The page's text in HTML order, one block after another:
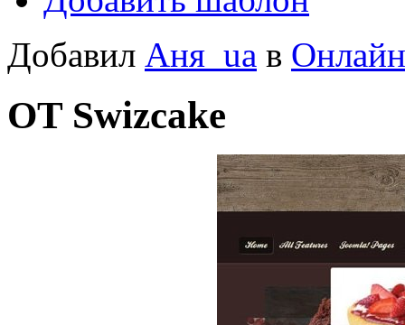
Добавил Аня_ua в
OT Swizcake